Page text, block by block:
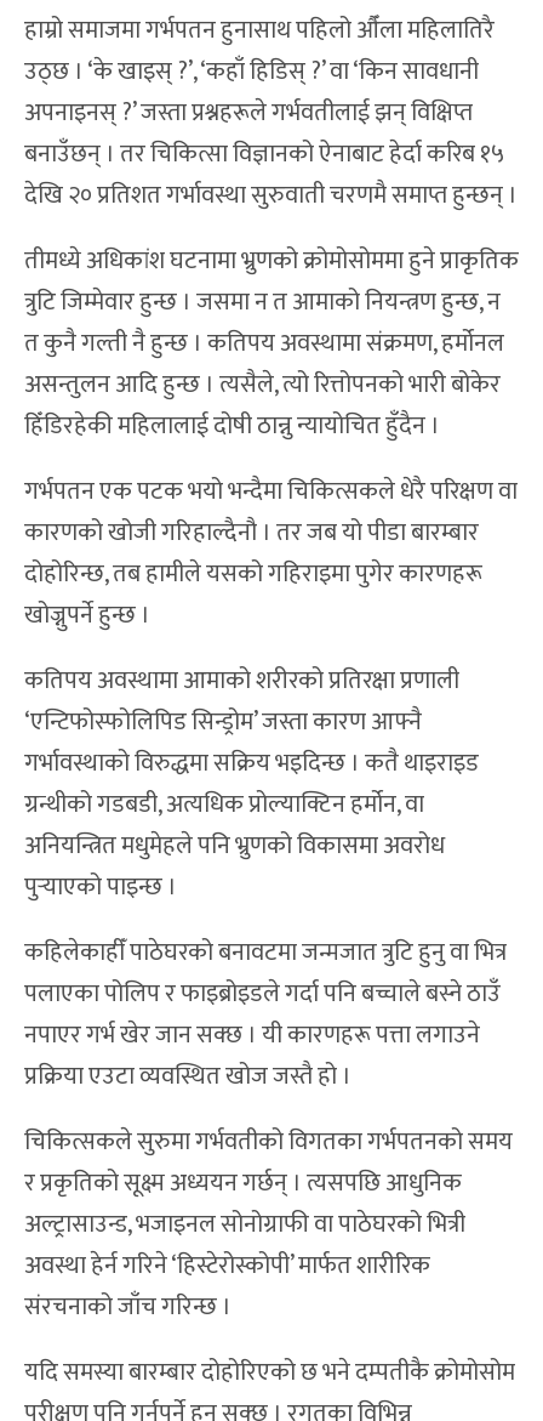
हाम्रो समाजमा गर्भपतन हुनासाथ पहिलो औँला महिलातिरै
उठ्छ । ‘के खाइस् ?’, ‘कहाँ हिडिस् ?’ वा ‘किन सावधानी
अपनाइनस् ?’ जस्ता प्रश्नहरूले गर्भवतीलाई झन् विक्षिप्त
बनाउँछन् । तर चिकित्सा विज्ञानको ऐनाबाट हेर्दा करिब १५
देखि २० प्रतिशत गर्भावस्था सुरुवाती चरणमै समाप्त हुन्छन् ।
तीमध्ये अधिकांश घटनामा भ्रुणको क्रोमोसोममा हुने प्राकृतिक
त्रुटि जिम्मेवार हुन्छ । जसमा न त आमाको नियन्त्रण हुन्छ, न
त कुनै गल्ती नै हुन्छ । कतिपय अवस्थामा संक्रमण, हर्मोनल
असन्तुलन आदि हुन्छ । त्यसैले, त्यो रित्तोपनको भारी बोकेर
हिँडिरहेकी महिलालाई दोषी ठान्नु न्यायोचित हुँदैन ।
गर्भपतन एक पटक भयो भन्दैमा चिकित्सकले धेरै परिक्षण वा
कारणको खोजी गरिहाल्दैनौ । तर जब यो पीडा बारम्बार
दोहोरिन्छ, तब हामीले यसको गहिराइमा पुगेर कारणहरू
खोज्नुपर्ने हुन्छ ।
कतिपय अवस्थामा आमाको शरीरको प्रतिरक्षा प्रणाली
‘एन्टिफोस्फोलिपिड सिन्ड्रोम’ जस्ता कारण आफ्नै
गर्भावस्थाको विरुद्धमा सक्रिय भइदिन्छ । कतै थाइराइड
ग्रन्थीको गडबडी, अत्यधिक प्रोल्याक्टिन हर्मोन, वा
अनियन्त्रित मधुमेहले पनि भ्रुणको विकासमा अवरोध
पुर्‍याएको पाइन्छ ।
कहिलेकाहीँ पाठेघरको बनावटमा जन्मजात त्रुटि हुनु वा भित्र
पलाएका पोलिप र फाइब्रोइडले गर्दा पनि बच्चाले बस्ने ठाउँ
नपाएर गर्भ खेर जान सक्छ । यी कारणहरू पत्ता लगाउने
प्रक्रिया एउटा व्यवस्थित खोज जस्तै हो ।
चिकित्सकले सुरुमा गर्भवतीको विगतका गर्भपतनको समय
र प्रकृतिको सूक्ष्म अध्ययन गर्छन् । त्यसपछि आधुनिक
अल्ट्रासाउन्ड, भजाइनल सोनोग्राफी वा पाठेघरको भित्री
अवस्था हेर्न गरिने ‘हिस्टेरोस्कोपी’ मार्फत शारीरिक
संरचनाको जाँच गरिन्छ ।
यदि समस्या बारम्बार दोहोरिएको छ भने दम्पतीकै क्रोमोसोम